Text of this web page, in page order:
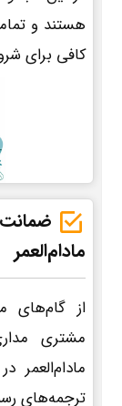
هستند و
کافی برای
ضمانت
مادام‌العمر
از گام‌های
مشتری
مادام‌العمر
ترجمه‌های